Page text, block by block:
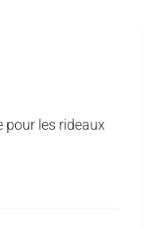
pour les rideaux